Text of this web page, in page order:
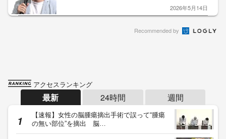
2026年5月14日
Recommended by
アクセスランキング
最新 24時間 週間
【速報】女性の脳腫瘍摘出手術で誤って“腫瘍
の無い部位”を摘出 脳…